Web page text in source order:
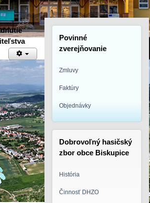
Povinné
zverejňovanie
Zmluvy
Faktúry
Objednávky
Dobrovoľný hasičský
zbor obce Biskupice
História
Činnosť DHZO